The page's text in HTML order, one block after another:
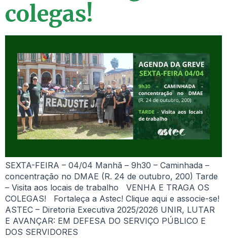
colegas!
SEXTA-FEIRA – 04/04 Manhã – 9h30 – Caminhada –
concentração no DMAE (R. 24 de outubro, 200) Tarde
– Visita aos locais de trabalho VENHA E TRAGA OS
COLEGAS! Fortaleça a Astec! Clique aqui e associe-se!
ASTEC – Diretoria Executiva 2025/2026 UNIR, LUTAR
E AVANÇAR: EM DEFESA DO SERVIÇO PÚBLICO E
DOS SERVIDORES